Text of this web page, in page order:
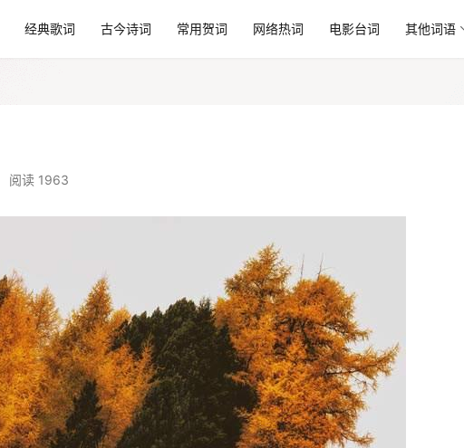
经典歌词 古今诗词 常用贺词 网络热词 电影台词 其他词语
阅读 1963